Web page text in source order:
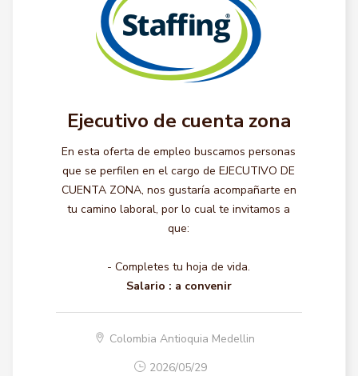
Ejecutivo de cuenta zona
En esta oferta de empleo buscamos personas
que se perfilen en el cargo de EJECUTIVO DE
CUENTA ZONA, nos gustaría acompañarte en
tu camino laboral, por lo cual te invitamos a
que:
- Completes tu hoja de vida.
Salario : a convenir
Colombia Antioquia Medellin
2026/05/29